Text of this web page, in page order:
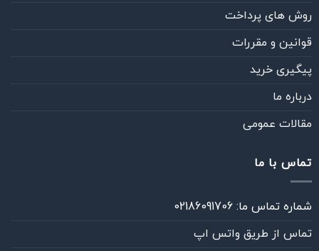
روش های پرداخت
قوانین و مقررات
پیگیری خرید
درباره ما
مقالات عمومی
تماس با ما
شماره تماس ما: 02186091706
تماس از طريق واتس اپ